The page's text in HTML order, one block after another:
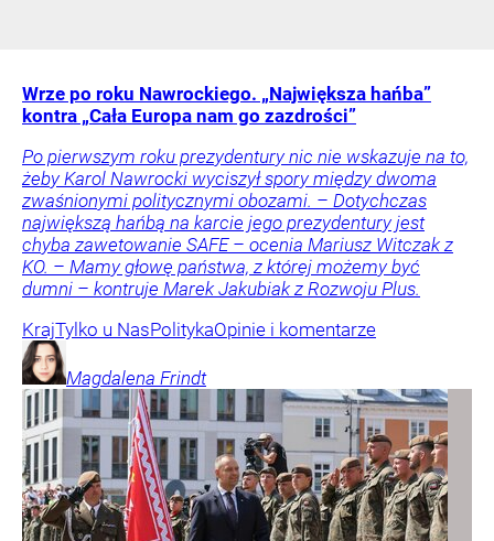
Wrze po roku Nawrockiego. „Największa hańba”
kontra „Cała Europa nam go zazdrości”
Po pierwszym roku prezydentury nic nie wskazuje na to,
żeby Karol Nawrocki wyciszył spory między dwoma
zwaśnionymi politycznymi obozami. – Dotychczas
największą hańbą na karcie jego prezydentury jest
chyba zawetowanie SAFE – ocenia Mariusz Witczak z
KO. – Mamy głowę państwa, z której możemy być
dumni – kontruje Marek Jakubiak z Rozwoju Plus.
KrajTylko u NasPolitykaOpinie i komentarze
Magdalena Frindt